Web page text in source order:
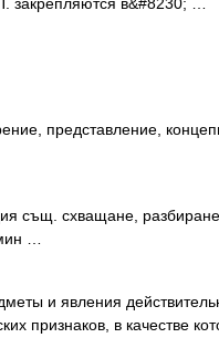
представление,
същ. схващане,
…
и явления
признаков, в качестве